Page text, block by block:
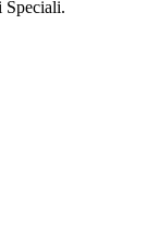
Speciali.